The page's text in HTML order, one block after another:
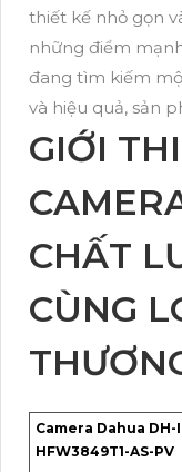
thiết kế nhỏ gọn
những điểm
đang tìm kiếm
và hiệu quả, sản
GIỚI
CHẤT
CÙNG
Camera Dahua DH-
HFW3849T1-AS-PV